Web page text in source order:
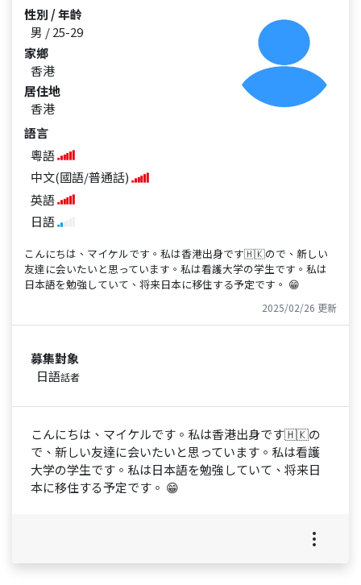
性別 / 年齡
男 / 25-29
家鄉
香港
居住地
香港
語言
粵語
中文(國語/普通話)
英語
日語
こんにちは、マイケルです。私は香港出身です🇭🇰ので、新しい
友達に会いたいと思っています。私は看護大学の学生です。私は
日本語を勉強していて、将来日本に移住する予定です。 😁
2025/02/26 更新
募集對象
日語話者
こんにちは、マイケルです。私は香港出身です🇭🇰の
で、新しい友達に会いたいと思っています。私は看護
大学の学生です。私は日本語を勉強していて、将来日
本に移住する予定です。 😁